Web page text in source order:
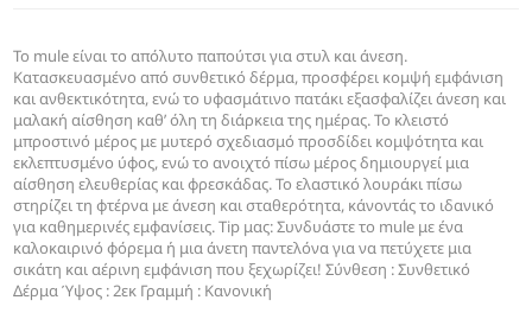
Το mule είναι το απόλυτο παπούτσι για στυλ και άνεση.
Κατασκευασμένο από συνθετικό δέρμα, προσφέρει κομψή εμφάνιση
και ανθεκτικότητα, ενώ το υφασμάτινο πατάκι εξασφαλίζει άνεση και
μαλακή αίσθηση καθ’ όλη τη διάρκεια της ημέρας. Το κλειστό
μπροστινό μέρος με μυτερό σχεδιασμό προσδίδει κομψότητα και
εκλεπτυσμένο ύφος, ενώ το ανοιχτό πίσω μέρος δημιουργεί μια
αίσθηση ελευθερίας και φρεσκάδας. Το ελαστικό λουράκι πίσω
στηρίζει τη φτέρνα με άνεση και σταθερότητα, κάνοντάς το ιδανικό
για καθημερινές εμφανίσεις. Tip μας: Συνδυάστε το mule με ένα
καλοκαιρινό φόρεμα ή μια άνετη παντελόνα για να πετύχετε μια
σικάτη και αέρινη εμφάνιση που ξεχωρίζει! Σύνθεση : Συνθετικό
Δέρμα Ύψος : 2εκ Γραμμή : Κανονική